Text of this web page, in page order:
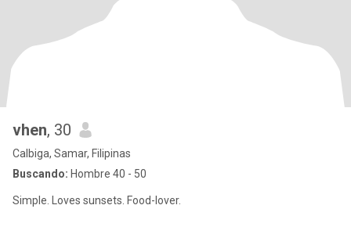
vhen, 30
Calbiga, Samar, Filipinas
Buscando: Hombre 40 - 50
Simple. Loves sunsets. Food-lover.